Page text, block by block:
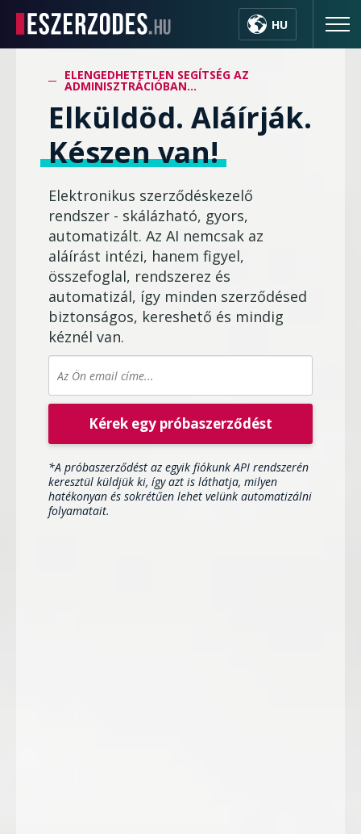
HU
ELENGEDHETETLEN SEGÍTSÉG AZ
ADMINISZTRÁCIÓBAN...
Elküldöd. Aláírják.
Készen van!
Elektronikus szerződéskezelő
rendszer - skálázható, gyors,
automatizált. Az AI nemcsak az
aláírást intézi, hanem figyel,
összefoglal, rendszerez és
automatizál, így minden szerződésed
biztonságos, kereshető és mindig
kéznél van.
Kérek egy próbaszerződést
*A próbaszerződést az egyik fiókunk API rendszerén
keresztül küldjük ki, így azt is láthatja, milyen
hatékonyan és sokrétűen lehet velünk automatizálni
folyamatait.